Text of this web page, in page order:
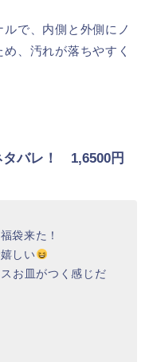
で、内側と外側にノ
、汚れが落ちやすく
タバレ！ 1,6500円
袋来た！
しい
お皿がつく感じだ